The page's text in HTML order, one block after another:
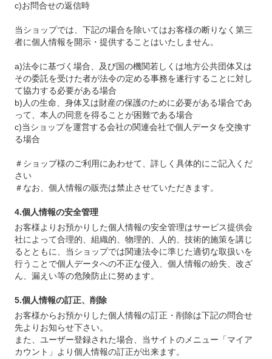
c)お問合せの返信時
当ショップでは、下記の場合を除いてはお客様の断りなく第三
者に個人情報を開示・提供することはいたしません。
a)法令に基づく場合、及び国の機関若しくは地方公共団体又は
その委託を受けた者が法令の定める事務を遂行することに対し
て協力する必要がある場合
b)人の生命、身体又は財産の保護のために必要がある場合であ
って、本人の同意を得ることが困難である場合
c)当ショップを運営する会社の関連会社で個人データを交換す
る場合
＃ショップ様のご利用にあわせて、詳しく具体的にご記入くだ
さい
＃なお、個人情報の販売は禁止させていただきます。
4.個人情報の安全管理
お客様よりお預かりした個人情報の安全管理はサービス提供会
社によって合理的、組織的、物理的、人的、技術的施策を講じ
るとともに、当ショップでは関連法令に準じた適切な取扱いを
行うことで個人データへの不正な侵入、個人情報の紛失、改ざ
ん、漏えい等の危険防止に努めます。
5.個人情報の訂正、削除
お客様からお預かりした個人情報の訂正・削除は下記の問合せ
先よりお知らせ下さい。
また、ユーザー登録された場合、当サイトのメニュー「マイア
カウント」より個人情報の訂正が出来ます。